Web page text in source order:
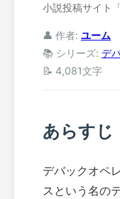
小説投稿サイト
👤 作者: ユーム
📚 シリーズ: デ
📝 4,081文字
あらすじ
デバックオペ
スという名の